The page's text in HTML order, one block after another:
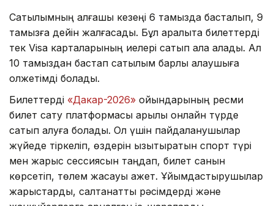
Сатылымның алғашқы кезеңі 6 тамызда басталып, 9
тамызға дейін жалғасады. Бұл аралықта билеттерді
тек Visa карталарының иелері сатып ала алады. Ал
10 тамыздан бастап сатылым барлық қалаушыға
қолжетімді болады.
Билеттерді «Дакар-2026» ойындарының ресми
билет сату платформасы арқылы онлайн түрде
сатып алуға болады. Ол үшін пайдаланушылар
жүйеде тіркеліп, өздерін қызықтыратын спорт түрі
мен жарыс сессиясын таңдап, билет санын
көрсетіп, төлем жасауы қажет. Ұйымдастырушылар
жарыстарды, салтанатты рәсімдерді және